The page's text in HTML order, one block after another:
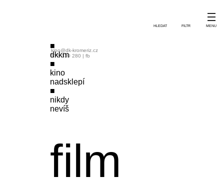
dkkm
kino
nadsklepí
nikdy
nevíš
film
kino@dk-kromeriz.cz
573 339 280 | fb
HLEDAT FILTR MENU